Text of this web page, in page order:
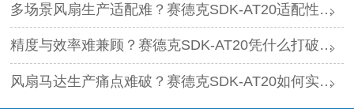
多场景风扇生产适配难？赛德克SDK-AT20适配性到底有多强？
精度与效率难兼顾？赛德克SDK-AT20凭什么打破行业瓶颈？
风扇马达生产痛点难破？赛德克SDK-AT20如何实现高效平衡修正？